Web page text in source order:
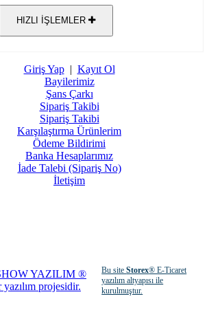
HIZLI İŞLEMLER
Giriş Yap| Kayıt Ol
Bayilerimiz
Şans Çarkı
Sipariş Takibi
Sipariş Takibi
Karşılaştırma Ürünlerim
Ödeme Bildirimi
Banka Hesaplarımız
İade Talebi (Sipariş No)
İletişim
Bu siteStorex® E-Ticaret
yazılım altyapısı ile
kurulmuştur.